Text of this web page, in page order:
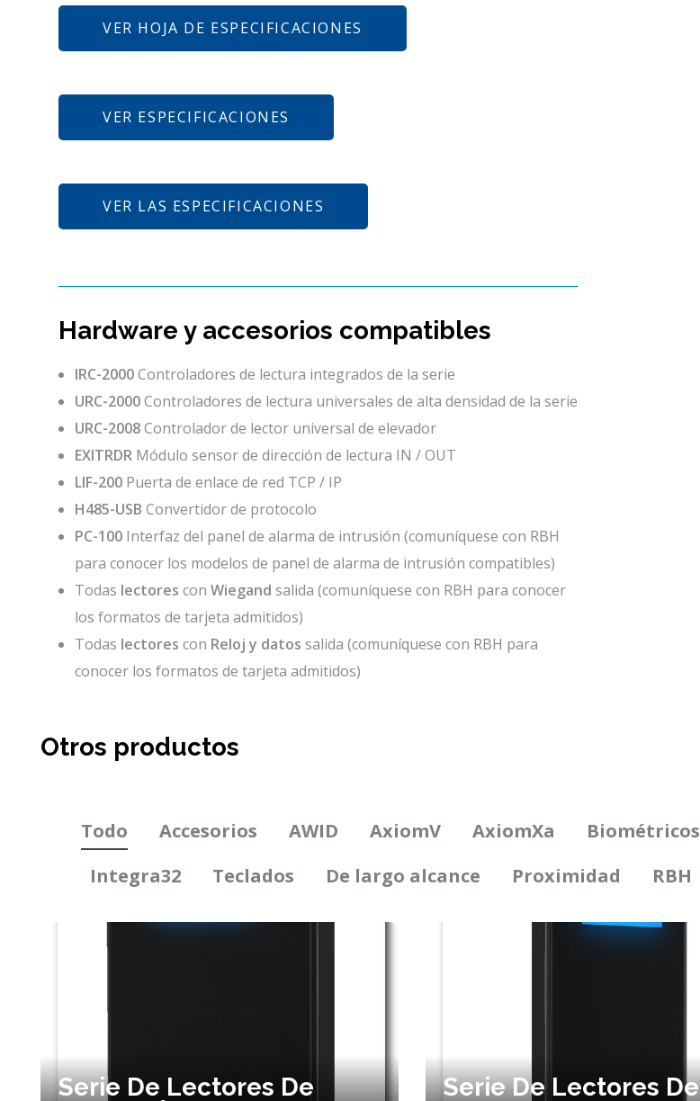
VER HOJA DE ESPECIFICACIONES
VER ESPECIFICACIONES
VER LAS ESPECIFICACIONES
Hardware y accesorios compatibles
IRC-2000Controladores de lectura integrados de la serie
URC-2000Controladores de lectura universales de alta densidad de la serie
URC-2008Controlador de lector universal de elevador
EXITRDRMódulo sensor de dirección de lectura IN / OUT
LIF-200Puerta de enlace de red TCP / IP
H485-USB Convertidor de protocolo
PC-100Interfaz del panel de alarma de intrusión (comuníquese con RBH
para conocer los modelos de panel de alarma de intrusión compatibles)
Todas lectores con Wiegand salida (comuníquese con RBH para conocer
los formatos de tarjeta admitidos)
Todas lectores con Reloj y datos salida (comuníquese con RBH para
conocer los formatos de tarjeta admitidos)
Otros productos
Todo Accesorios AWID AxiomV AxiomXa Biométricos
Integra32
Teclados De largo alcance Proximidad RBH
Serie De Lectores De
Serie De Lectores De